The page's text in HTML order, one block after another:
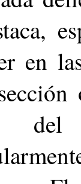
en
del